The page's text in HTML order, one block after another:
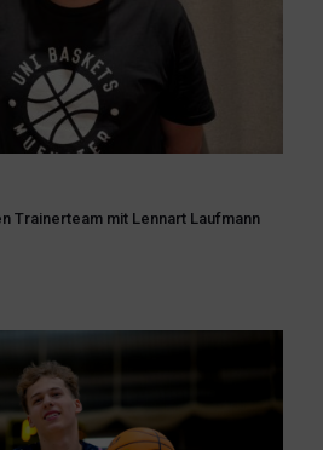
Trainerteam mit Lennart Laufmann